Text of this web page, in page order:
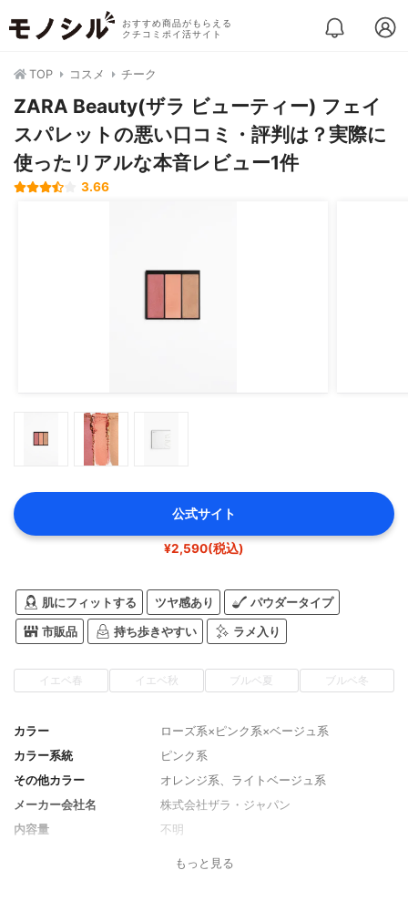
おすすめ商品がもらえる
クチコミポイ活サイト
TOP コスメ チーク
ZARA Beauty(ザラ ビューティー) フェイ
スパレットの悪い口コミ・評判は？実際に
使ったリアルな本音レビュー1件
3.66
公式サイト
¥2,590(税込)
肌にフィットする ツヤ感あり パウダータイプ
市販品 持ち歩きやすい ラメ入り
イエベ春 イエベ秋 ブルベ夏 ブルベ冬
カラー
ローズ系×ピンク系×ベージュ系
カラー系統
ピンク系
その他カラー
オレンジ系、ライトベージュ系
メーカー会社名
株式会社ザラ・ジャパン
内容量
不明
もっと見る